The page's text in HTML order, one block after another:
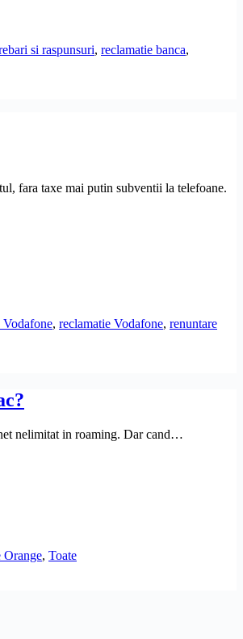
si raspunsuri, reclamatie banca,
fara taxe mai putin subventii la telefoane.
Vodafone, reclamatie Vodafone, renuntare
nelimitat in roaming. Dar cand…
Orange, Toate